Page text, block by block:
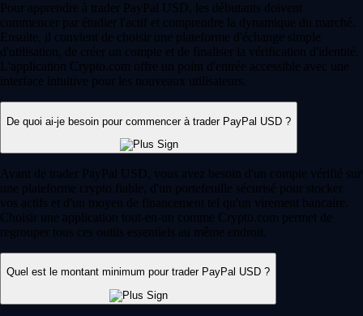
Pour apprendre à trader PayPal USD, les débutants doivent
commencer par étudier l'actif et comprendre la dynamique du marché.
Ensuite, il convient de choisir une plateforme d'échange simple
d'utilisation, de créer un compte et de finaliser la vérification d'identité.
L'application Crypto.com offre un point d'entrée accessible avec une
interface intuitive pour les nouveaux utilisateurs.
De quoi ai-je besoin pour commencer à trader PayPal USD ?
Avant de trader PayPal USD, vous avez besoin d'un compte vérifié sur
une plateforme crypto fiable, d'un portefeuille sécurisé pour stocker
vos actifs et d'un moyen de financement tel qu'un virement bancaire.
Choisir une application tout-en-un comme Crypto.com permet de
regrouper tous ces outils essentiels au même endroit.
Quel est le montant minimum pour trader PayPal USD ?